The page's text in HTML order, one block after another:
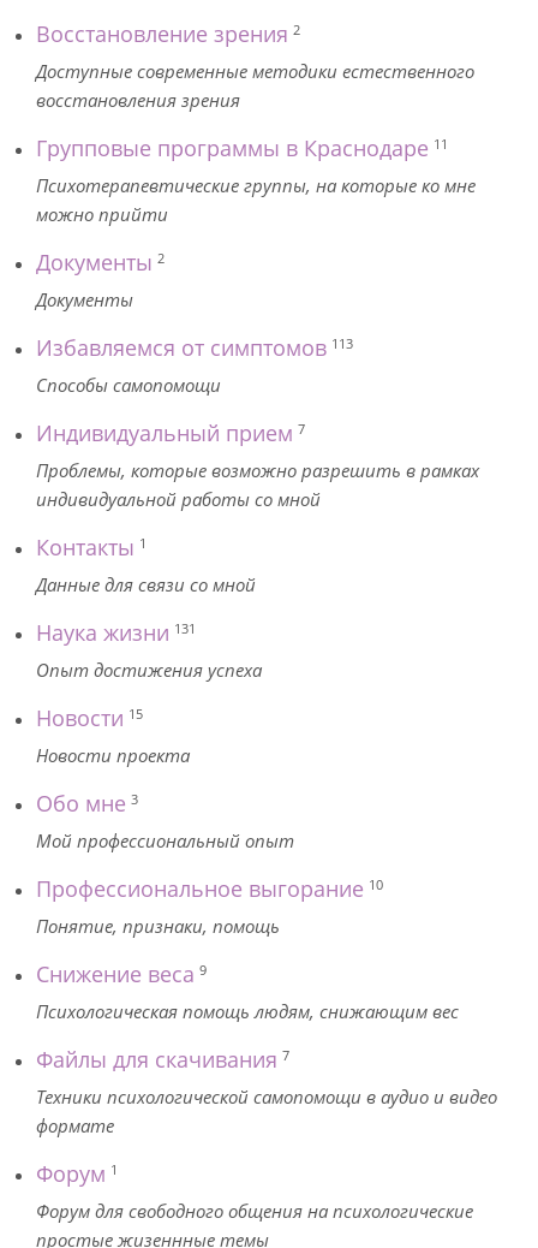
Восстановление зрения 2
Доступные современные методики естественного
восстановления зрения
Групповые программы в Краснодаре 11
Психотерапевтические группы, на которые ко мне
можно прийти
Документы 2
Документы
Избавляемся от симптомов 113
Способы самопомощи
Индивидуальный прием 7
Проблемы, которые возможно разрешить в рамках
индивидуальной работы со мной
Контакты 1
Данные для связи со мной
Наука жизни 131
Опыт достижения успеха
Новости 15
Новости проекта
Обо мне 3
Мой профессиональный опыт
Профессиональное выгорание 10
Понятие, признаки, помощь
Снижение веса 9
Психологическая помощь людям, снижающим вес
Файлы для скачивания 7
Техники психологической самопомощи в аудио и видео
формате
Форум 1
Форум для свободного общения на психологические
простые жизеннные темы